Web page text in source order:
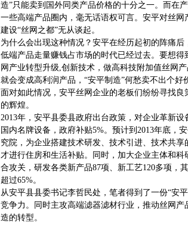
造”只能卖到国外同类产品价格的十分之一。而在
一些高端产品圈内，毫无话语权可言。安平对丝
建设“丝网之都”无从谈起。
为什么会出现这种情况？安平在经历起初的阵痛
低端产品走量赚钱占市场的时代已经过去。要想
网产业转型升级,创新技术，做高科技附加值丝网
就会变成高利润产品，“安平制造”何愁卖不出个好
面对如此情况，安平丝网企业的老板们纷纷寻找
的辉煌。
2013年，安平县委县政府出台政策，对企业革新
国内名牌设备，政府补贴5%。预计到2013年底，
究院，为企业搭建技术研发、技术引进、技术共
才进行住房和生活补贴。同时，加大企业主体和
合攻关，研发各类新产品87项、新工艺120多项，
超过65%。
从安平县县委书记李哲民处，笔者得到了一份“安
竞争力。同时主攻高端滤器滤材行业，推动丝网
造的转型。